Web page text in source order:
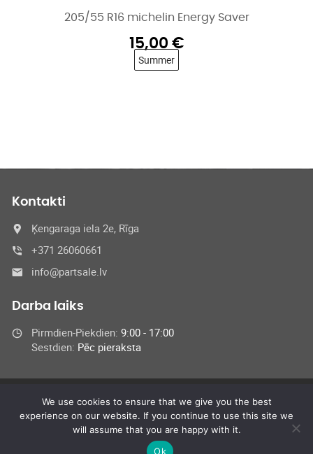
205/55 R16 michelin Energy Saver
15,00 €
Summer
Kontakti
Ķengaraga iela 2e, Rīga
+371 26060661
info@partsale.lv
Darba laiks
Pirmdien-Piekdien: 9:00 - 17:00
Sestdien: Pēc pieraksta
© 2024 SIA Medel,
All Rights Reserved
We use cookies to ensure that we give you the best
experience on our website. If you continue to use this site we
will assume that you are happy with it.
Ok